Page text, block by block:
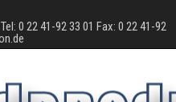
0 22 41-92 33 01 Fax: 0 22 41-92